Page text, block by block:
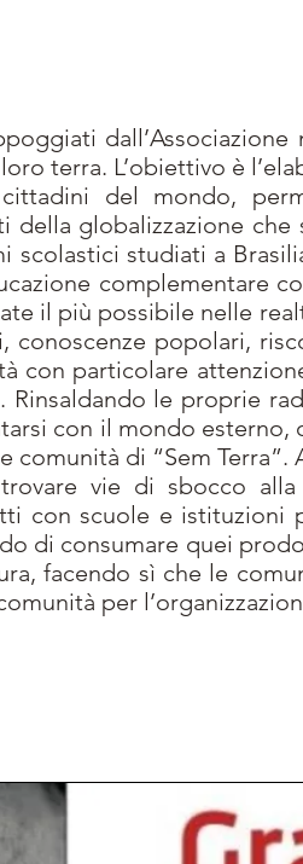
terra. L’obiettivo è
del mondo,
della globalizzazione
scolastici studiati a
complementare
il più possibile nelle
conoscenze popolari,
con particolare
Rinsaldando le proprie
con il mondo esterno,
comunità di “Sem
vie di sbocco
con scuole e istituzioni
di consumare quei
facendo sì che le
per